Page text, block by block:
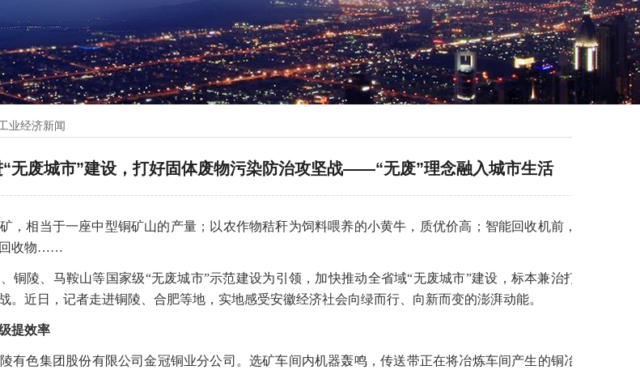
业经济新闻
无废城市”建设，打好固体废物污染防治攻坚战——“无废”理念融入城市生活
，相当于一座中型铜矿山的产量；以农作物秸秆为饲料喂养的小黄牛，质优价高；智能回收机前，
回收物……
铜陵、马鞍山等国家级“无废城市”示范建设为引领，加快推动全省域“无废城市”建设，标本兼治打
。近日，记者走进铜陵、合肥等地，实地感受安徽经济社会向绿而行、向新而变的澎湃动能。
提效率
有色集团股份有限公司金冠铜业分公司。选矿车间内机器轰鸣，传送带正在将冶炼车间产生的铜冶